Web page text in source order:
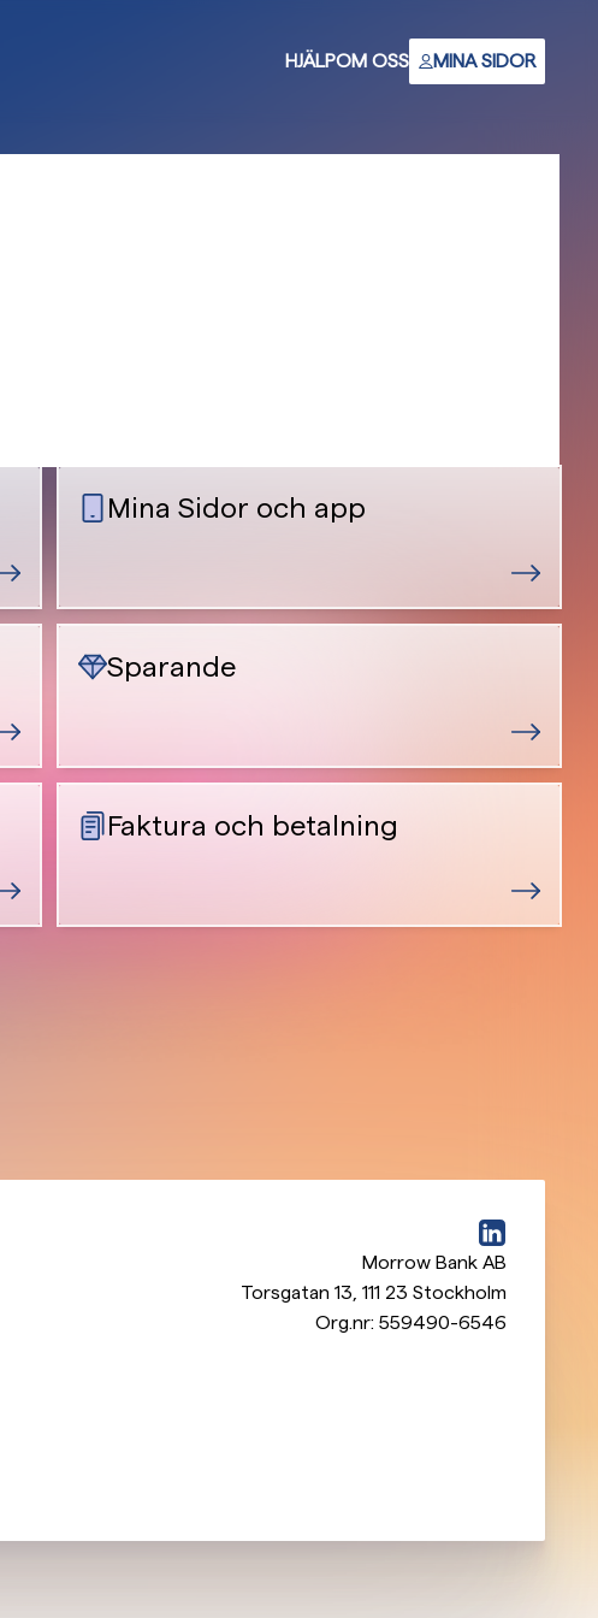
HJÄLPOM OSS MINA SIDOR
Mina Sidor och app
Sparande
Faktura och betalning
Morrow Bank AB
Torsgatan 13 111 23 Stockholm
Org.nr: 559490-6546